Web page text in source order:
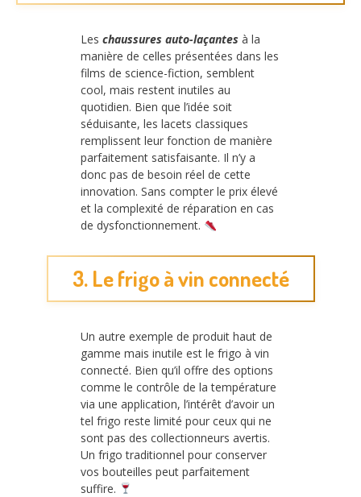
Les chaussures auto-laçantes à la
manière de celles présentées dans les
films de science-fiction, semblent
cool, mais restent inutiles au
quotidien. Bien que l’idée soit
séduisante, les lacets classiques
remplissent leur fonction de manière
parfaitement satisfaisante. Il n’y a
donc pas de besoin réel de cette
innovation. Sans compter le prix élevé
et la complexité de réparation en cas
de dysfonctionnement.
3. Le frigo à vin connecté
Un autre exemple de produit haut de
gamme mais inutile est le frigo à vin
connecté. Bien qu’il offre des options
comme le contrôle de la température
via une application, l’intérêt d’avoir un
tel frigo reste limité pour ceux qui ne
sont pas des collectionneurs avertis.
Un frigo traditionnel pour conserver
vos bouteilles peut parfaitement
suffire.